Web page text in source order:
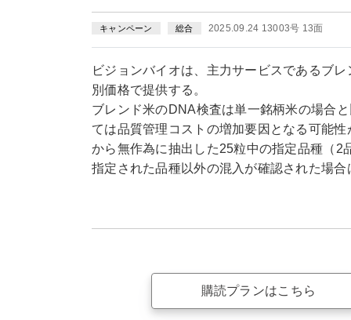
キャンペーン 総合 2025.09.24 13003号 13面
ビジョンバイオは、主力サービスであるブ
別価格で提供する。
ブレンド米のDNA検査は単一銘柄米の場合
ては品質管理コストの増加要因となる可能
から無作為に抽出した25粒中の指定品種（
指定された品種以外の混入が確認された場
購読プランはこちら